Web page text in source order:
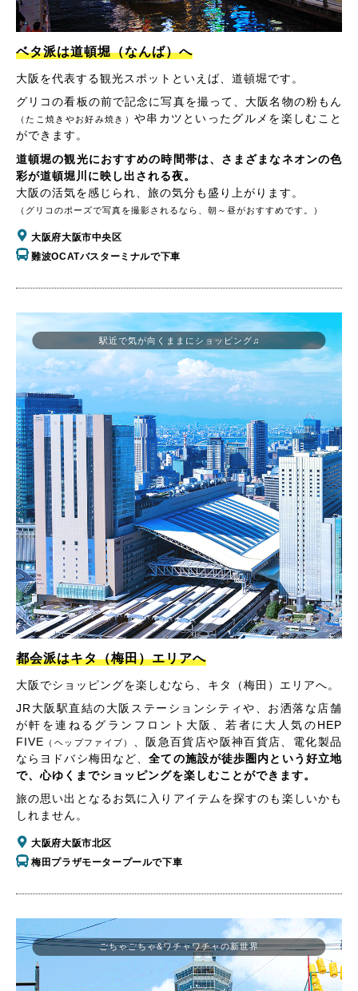
ベタ派は道頓堀（なんば）へ
大阪を代表する観光スポットといえば、道頓堀です。
グリコの看板の前で記念に写真を撮って、大阪名物の粉もん
（たこ焼きやお好み焼き） や串カツといったグルメを楽しむこと
ができます。
道頓堀の観光におすすめの時間帯は、さまざまなネオンの色
彩が道頓堀川に映し出される夜。
大阪の活気を感じられ、旅の気分も盛り上がります。
（グリコのポーズで写真を撮影されるなら、朝～昼がおすすめです。）
大阪府大阪市中央区
難波OCATバスターミナルで下車
都会派はキタ（梅田）エリアへ
大阪でショッピングを楽しむなら、キタ（梅田）エリアへ。
JR大阪駅直結の大阪ステーションシティや、お洒落な店舗
が軒を連ねるグランフロント大阪、若者に大人気のHEP
FIVE （ヘップファイブ）
、阪急百貨店や阪神百貨店、電化製品
ならヨドバシ梅田など、全ての施設が徒歩圏内という好立地
で、心ゆくまでショッピングを楽しむことができます。
旅の思い出となるお気に入りアイテムを探すのも楽しいかも
しれません。
大阪府大阪市北区
梅田プラザモータープールで下車
駅近で気が向くままにショッピング♫
ごちゃごちゃ&ワチャワチャの新世界